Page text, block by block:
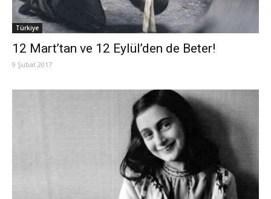
Türkiye
12 Mart’tan ve 12 Eylül’den de Beter!
9 Şubat 2017